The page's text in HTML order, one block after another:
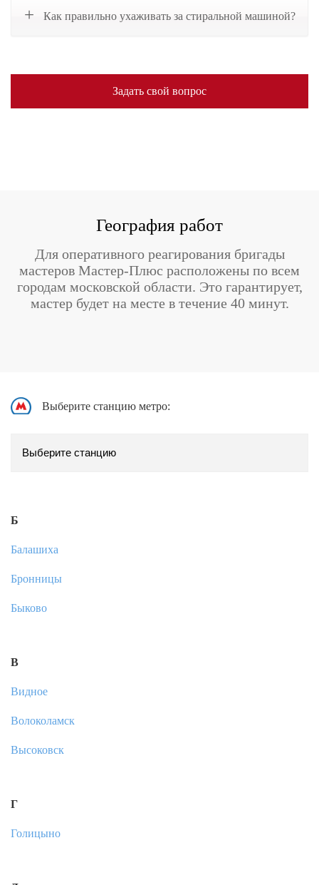
Как правильно ухаживать за стиральной машиной?
Задать свой вопрос
География работ
Для оперативного реагирования бригады
мастеров Мастер-Плюс расположены по всем
городам московской области. Это гарантирует,
мастер будет на месте в течение 40 минут.
Выберите станцию метро:
Б
Балашиха
Бронницы
Быково
В
Видное
Волоколамск
Высоковск
Г
Голицыно